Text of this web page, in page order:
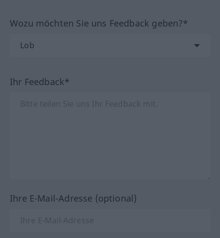
Wozu möchten Sie uns Feedback geben?*
Ihr Feedback*
Ihre E-Mail-Adresse (optional)